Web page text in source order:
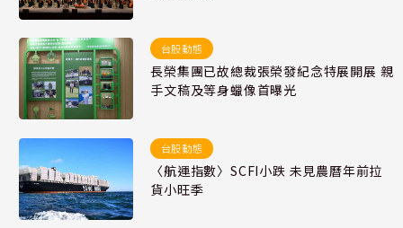
台股動態
長榮集團已故總裁張榮發紀念特展開展 親
手文稿及等身蠟像首曝光
台股動態
〈航運指數〉SCFI小跌 未見農曆年前拉
貨小旺季